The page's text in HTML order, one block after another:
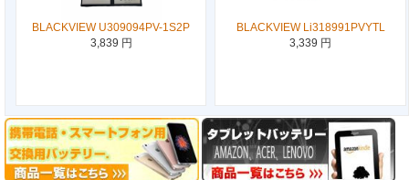
BLACKVIEW U309094PV-1S2P
3,839 円
BLACKVIEW Li318991PVYTL
3,339 円